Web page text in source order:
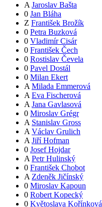
A Jaroslav Bašta
0 Jan Bláha
Z František Brožík
0 Petra Buzková
0 Vladimír Cisár
0 František Čech
0 Rostislav Čevela
0 Pavel Dostál
0 Milan Ekert
A Milada Emmerová
A Eva Fischerová
A Jana Gavlasová
0 Miroslav Grégr
A Stanislav Gross
A Václav Grulich
A Jiří Hofman
0 Josef Hojdar
A Petr Hulinský
0 František Chobot
A Zdeněk Jičínský
0 Miroslav Kapoun
0 Robert Kopecký
0 Květoslava Kořínková